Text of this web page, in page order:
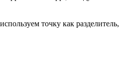
точку как разделитель,